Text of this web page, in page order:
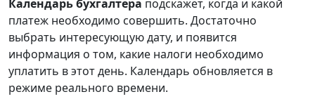
Календарьбухгалтера подскажет, когда и какой
платеж необходимо совершить. Достаточно
выбрать интересующую дату, и появится
информация о том, какие налоги необходимо
уплатить в этот день. Календарь обновляется в
режиме реального времени.